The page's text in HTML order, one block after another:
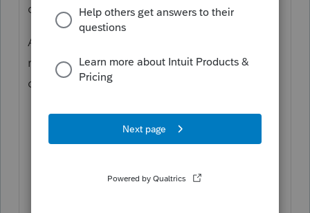
d'un
logement admissible.
Ainsi, pour demander la composante
relative au logement, vous devez inscrire
dans votreannexe D
si vous ou votre conjoint étiez
locataires ou sous-locataires d'un
logement (case A du relevé 31) et le